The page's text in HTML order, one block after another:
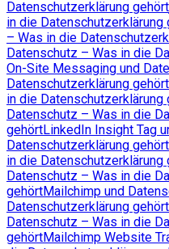
Datenschutzerklärung gehört
in die Datenschutzerklärung
– Was in die
Datenschutz – Was in die
On-Site Messaging und
Datenschutzerklärung gehört
in die Datenschutzerklärung
Datenschutz – Was in die
gehörtLinkedIn Insight Tag
Datenschutzerklärung gehört
in die Datenschutzerklärung
Datenschutz – Was in die
gehörtMailchimp und
Datenschutzerklärung gehört
Datenschutz – Was in die
gehörtMailchimp Website